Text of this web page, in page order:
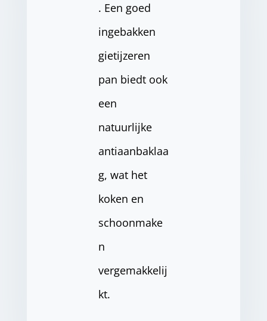
. Een goed
ingebakken
gietijzeren
pan biedt ook
een
natuurlijke
antiaanbaklaa
g, wat het
koken en
schoonmake
n
vergemakkelij
kt.